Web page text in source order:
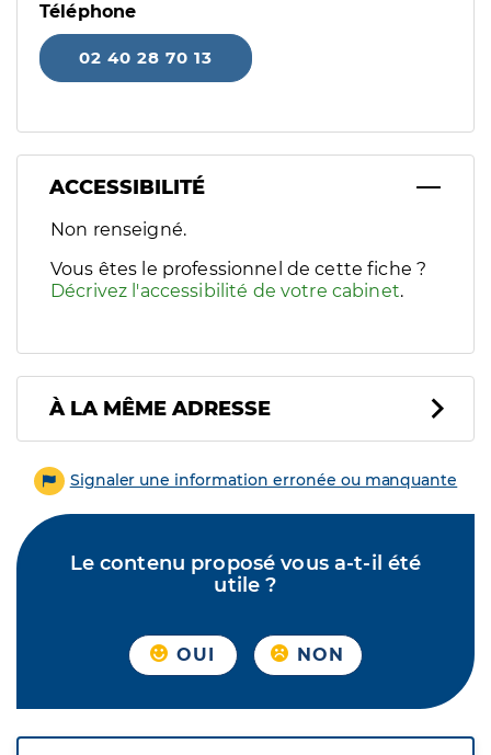
Téléphone
02 40 28 70 13
ACCESSIBILITÉ
Filtres
Sélectionnez un ou plusieurs handicaps/besoins
Non renseigné.
Vous êtes le professionnel de cette fiche ?
Décrivez l'accessibilité de votre cabinet.
À LA MÊME ADRESSE
Signaler une information erronée ou manquante
Le contenu proposé vous a-t-il été
utile ?
OUI NON